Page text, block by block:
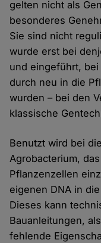
gelten nicht als
besonderes
Sie sind nicht
wurde erst bei
und eingeführt,
durch neu in die
wurden – bei den
klassische
Benutzt wird bei
Agrobacterium,
Pflanzenzellen
eigenen DNA in
Dieses kann
Bauanleitungen,
fehlende